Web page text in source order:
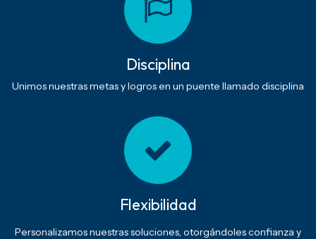
Disciplina
Unimos nuestras metas y logros en un puente llamado disciplina
Flexibilidad
Personalizamos nuestras soluciones, otorgándoles confianza y